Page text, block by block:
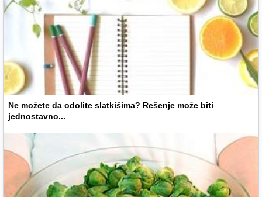
Ne možete da odolite slatkišima? Rešenje može biti
jednostavno...